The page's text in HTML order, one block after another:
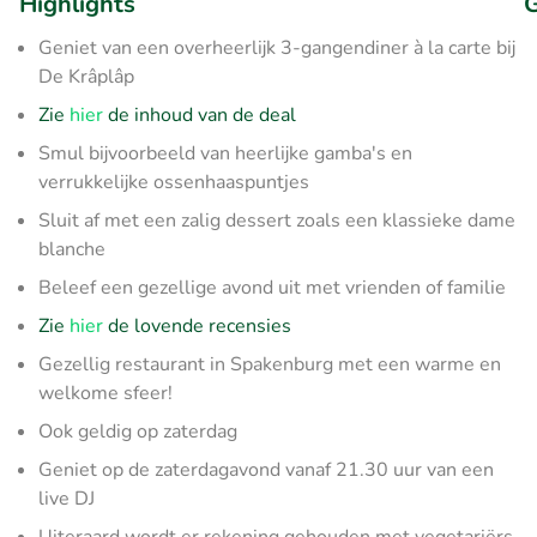
Geniet van een overheerlijk 3-gangendiner à la carte bij
De Krâplâp
Zie hierde inhoud van de deal
Smul bijvoorbeeld van heerlijke gamba's en
verrukkelijke ossenhaaspuntjes
Sluit af met een zalig dessert zoals een klassieke dame
blanche
Beleef een gezellige avond uit met vrienden of familie
Zie hierde lovende recensies
Gezellig restaurant in Spakenburg met een warme en
welkome sfeer!
Ook geldig op zaterdag
Geniet op de zaterdagavond vanaf 21.30 uur van een
live DJ